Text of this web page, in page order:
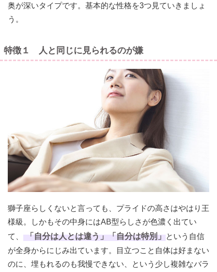
奥が深いタイプです。基本的な性格を3つ見ていきましょ
う。
特徴１ 人と同じに見られるのが嫌
獅子座らしくないと言っても、プライドの高さはやはり王
様級。しかもその中身にはAB型らしさが色濃く出てい
て、
「自分は人とは違う」「自分は特別」という自信
が全身からにじみ出ています。目立つこと自体は好まない
のに、埋もれるのも我慢できない、という少し複雑なバラ